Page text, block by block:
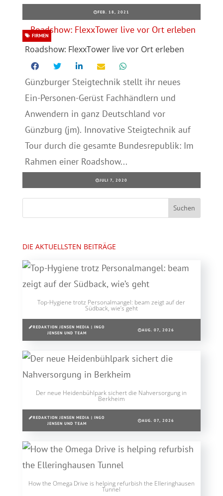
FEB. 18, 2021
Roadshow: FlexxTower live vor Ort erleben
FIRMEN
Günzburger Steigtechnik stellt ihr neues
Ein-Personen-Gerüst Fachhändlern und
Anwendern in ganz Deutschland vor
Günzburg (jm). Innovative Steigtechnik auf
Tour durch die gesamte Bundesrepublik: Im
Rahmen einer Roadshow...
JULI 7, 2020
DIE AKTUELLSTEN BEITRÄGE
Top-Hygiene trotz Personalmangel: beam zeigt auf der
Südback, wie’s geht
REDAKTION JENSEN MEDIA | INGO
JENSEN UND TEAM
AUG. 07, 2026
Der neue Heidenbühlpark sichert die Nahversorgung in
Berkheim
REDAKTION JENSEN MEDIA | INGO
JENSEN UND TEAM
AUG. 07, 2026
How the Omega Drive is helping refurbish the Elleringhausen
Tunnel